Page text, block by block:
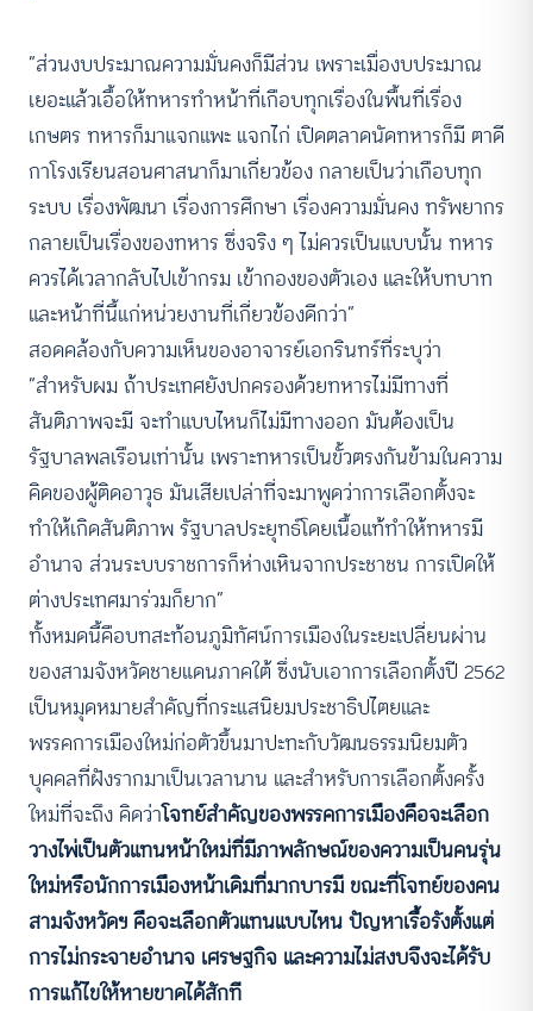
“ส่วนงบประมาณความมั่นคงก็มีส่วน เพราะเมื่องบประมาณ
เยอะแล้วเอื้อให้ทหารทำหน้าที่เกือบทุกเรื่องในพื้นที่เรื่อง
เกษตร ทหารก็มาแจกแพะ แจกไก่ เปิดตลาดนัดทหารก็มี ตาดี
กาโรงเรียนสอนศาสนาก็มาเกี่ยวข้อง กลายเป็นว่าเกือบทุก
ระบบ เรื่องพัฒนา เรื่องการศึกษา เรื่องความมั่นคง ทรัพยากร
กลายเป็นเรื่องของทหาร ซึ่งจริง ๆ ไม่ควรเป็นแบบนั้น ทหาร
ควรได้เวลากลับไปเข้ากรม เข้ากองของตัวเอง และให้บทบาท
และหน้าที่นี้แก่หน่วยงานที่เกี่ยวข้องดีกว่า”
สอดคล้องกับความเห็นของอาจารย์เอกรินทร์ที่ระบุว่า
“สำหรับผม ถ้าประเทศยังปกครองด้วยทหารไม่มีทางที่
สันติภาพจะมี จะทำแบบไหนก็ไม่มีทางออก มันต้องเป็น
รัฐบาลพลเรือนเท่านั้น เพราะทหารเป็นขั้วตรงกันข้ามในความ
คิดของผู้ติดอาวุธ มันเสียเปล่าที่จะมาพูดว่าการเลือกตั้งจะ
ทำให้เกิดสันติภาพ รัฐบาลประยุทธ์โดยเนื้อแท้ทำให้ทหารมี
อำนาจ ส่วนระบบราชการก็ห่างเหินจากประชาชน การเปิดให้
ต่างประเทศมาร่วมก็ยาก”
ทั้งหมดนี้คือบทสะท้อนภูมิทัศน์การเมืองในระยะเปลี่ยนผ่าน
ของสามจังหวัดชายแดนภาคใต้ ซึ่งนับเอาการเลือกตั้งปี 2562
เป็นหมุดหมายสำคัญที่กระแสนิยมประชาธิปไตยและ
พรรคการเมืองใหม่ก่อตัวขึ้นมาปะทะกับวัฒนธรรมนิยมตัว
บุคคลที่ฝังรากมาเป็นเวลานาน และสำหรับการเลือกตั้งครั้ง
ใหม่ที่จะถึง คิดว่าโจทย์สำคัญของพรรคการเมืองคือจะเลือก
วางไพ่เป็นตัวแทนหน้าใหม่ที่มีภาพลักษณ์ของความเป็นคนรุ่น
ใหม่หรือนักการเมืองหน้าเดิมที่มากบารมี ขณะที่โจทย์ของคน
สามจังหวัดฯ คือจะเลือกตัวแทนแบบไหน ปัญหาเรื้อรังตั้งแต่
การไม่กระจายอำนาจ เศรษฐกิจ และความไม่สงบจึงจะได้รับ
การแก้ไขให้หายขาดได้สักที